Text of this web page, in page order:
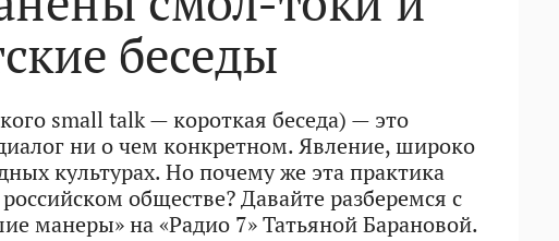
беседы
small talk — короткая беседа) — это
ни о чем конкретном. Явление, широко
культурах. Но почему же эта практика
обществе? Давайте разберемся с
манеры» на «Радио 7» Татьяной Барановой.